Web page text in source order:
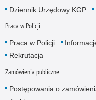
Dziennik Urzędowy KGP
Praca w Policji
Praca w Policji
Rekrutacja
Zamówienia publiczne
Postępowania o